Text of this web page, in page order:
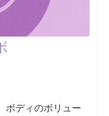
ボディのボリュー